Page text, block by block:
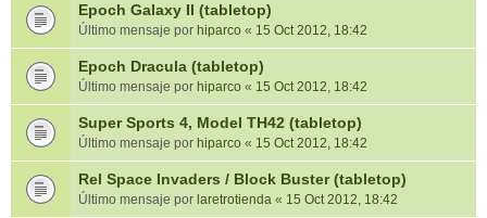
Epoch Galaxy II (tabletop)
Último mensaje por hiparco « 15 Oct 2012, 18:42
Epoch Dracula (tabletop)
Último mensaje por hiparco « 15 Oct 2012, 18:42
Super Sports 4, Model TH42 (tabletop)
Último mensaje por hiparco « 15 Oct 2012, 18:42
Rel Space Invaders / Block Buster (tabletop)
Último mensaje por laretrotienda « 15 Oct 2012, 18:42